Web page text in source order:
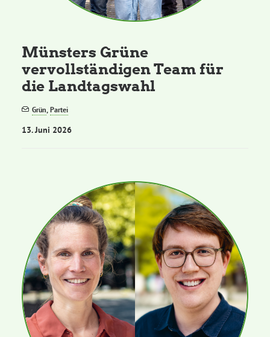
Münsters Grüne
vervollständigen Team für
die Landtagswahl
Grün,Partei
13. Juni 2026